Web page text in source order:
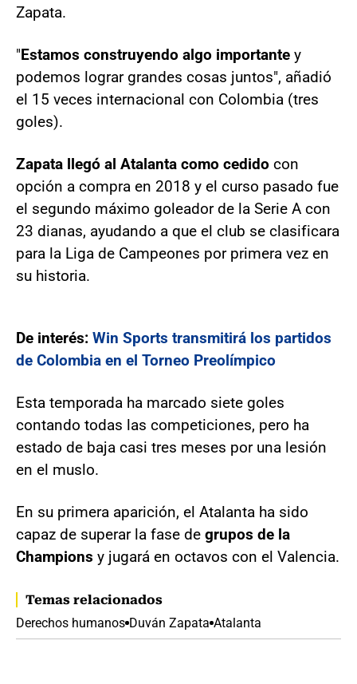
Zapata.
"Estamos construyendo algo importante y
podemos lograr grandes cosas juntos", añadió
el 15 veces internacional con Colombia (tres
goles).
Zapata llegó al Atalanta como cedido con
opción a compra en 2018 y el curso pasado fue
el segundo máximo goleador de la Serie A con
23 dianas, ayudando a que el club se clasificara
para la Liga de Campeones por primera vez en
su historia.
De interés: Win Sports transmitirá los partidos
de Colombia en el Torneo Preolímpico
Esta temporada ha marcado siete goles
contando todas las competiciones, pero ha
estado de baja casi tres meses por una lesión
en el muslo.
En su primera aparición, el Atalanta ha sido
capaz de superar la fase de grupos de la
Champions y jugará en octavos con el Valencia.
Temas relacionados
Derechos humanos Duván Zapata Atalanta